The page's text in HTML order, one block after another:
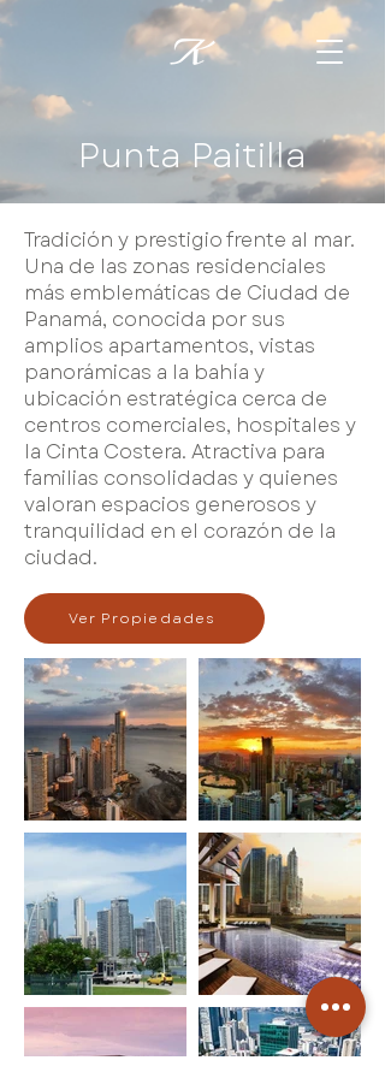
Punta Paitilla
Tradición y prestigio frente al mar.
Una de las zonas residenciales
más emblemáticas de Ciudad de
Panamá, conocida por sus
amplios apartamentos, vistas
panorámicas a la bahía y
ubicación estratégica cerca de
centros comerciales, hospitales y
la Cinta Costera. Atractiva para
familias consolidadas y quienes
valoran espacios generosos y
tranquilidad en el corazón de la
ciudad.
Ver Propiedades